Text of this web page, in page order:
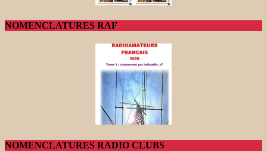
NOMENCLATURES RAF
NOMENCLATURES RADIO CLUBS